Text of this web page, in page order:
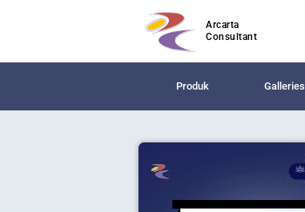
Arcarta
Consultant
Produk Galleries